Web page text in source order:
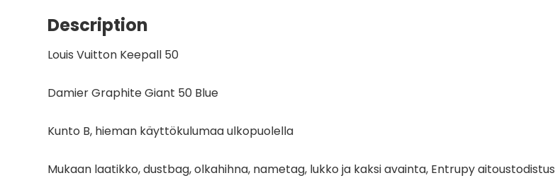
Description
Louis Vuitton Keepall 50
Damier Graphite Giant 50 Blue
Kunto B, hieman käyttökulumaa ulkopuolella
Mukaan laatikko, dustbag, olkahihna, nametag, lukko ja kaksi avainta, Entrupy aitoustodistus